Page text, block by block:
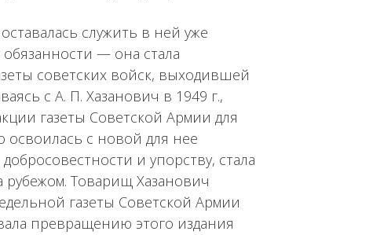
служить в ней уже
— она стала
советских войск, выходившей
с А. П. Хазанович в 1949 г.,
газеты Советской Армии для
освоилась с новой для нее
и упорству, стала
рубежом. Товарищ Хазанович
газеты Советской Армии
превращению этого издания